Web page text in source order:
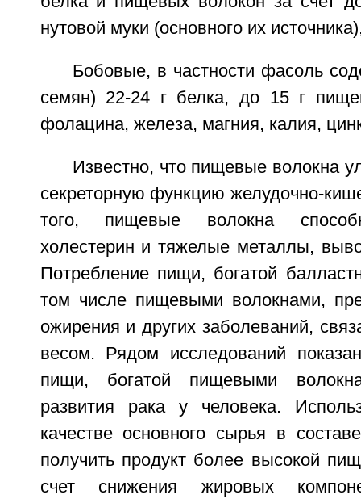
нутовой муки (основного их
Бобовые, в частности фасоль
семян) 22-24 г белка, до 15 г
фолацина, железа, магния, калия,
Известно, что пищевые волокна
секреторную функцию желудочно-
того, пищевые волокна
холестерин и тяжелые металлы,
Потребление пищи, богатой
том числе пищевыми волокнами,
ожирения и других заболеваний,
весом. Рядом исследований
пищи, богатой пищевыми
развития рака у человека.
качестве основного сырья в
получить продукт более высокой
счет снижения жировых